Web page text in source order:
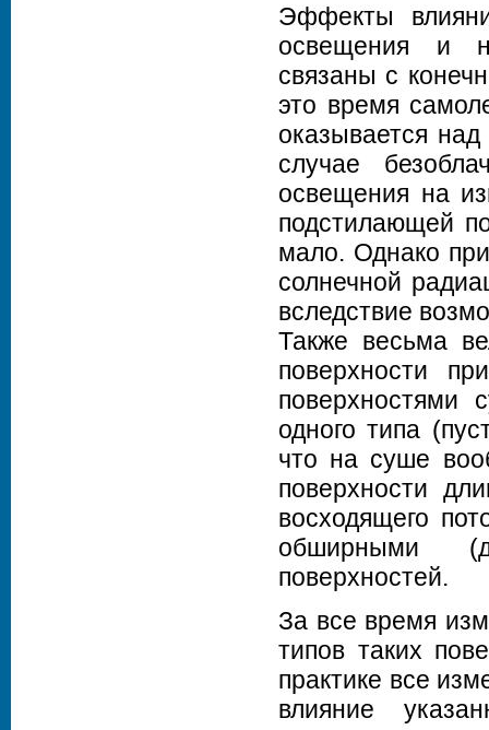
Эффекты
освещения и
связаны с
это время
оказывается
случае
освещения на
подстилающей
мало. Однако
солнечной
вследствие
Также весьма
поверхности
поверхностями
одного типа
что на суше
поверхности
восходящего
обширными
поверхностей.
За все время
типов таких
практике все
влияние